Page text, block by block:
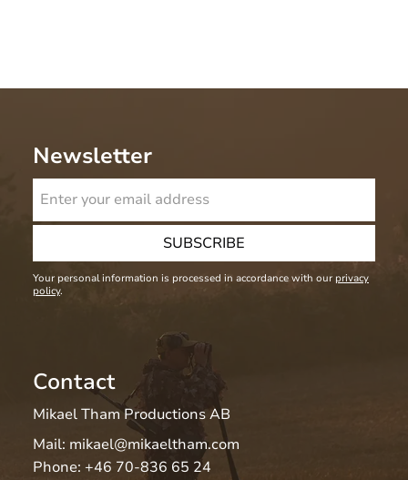
Newsletter
SUBSCRIBE
Your personal information is processed in accordance with our privacy
policy.
Contact
Mikael Tham Productions AB
Mail: mikael@mikaeltham.com
Phone: +46 70-836 65 24